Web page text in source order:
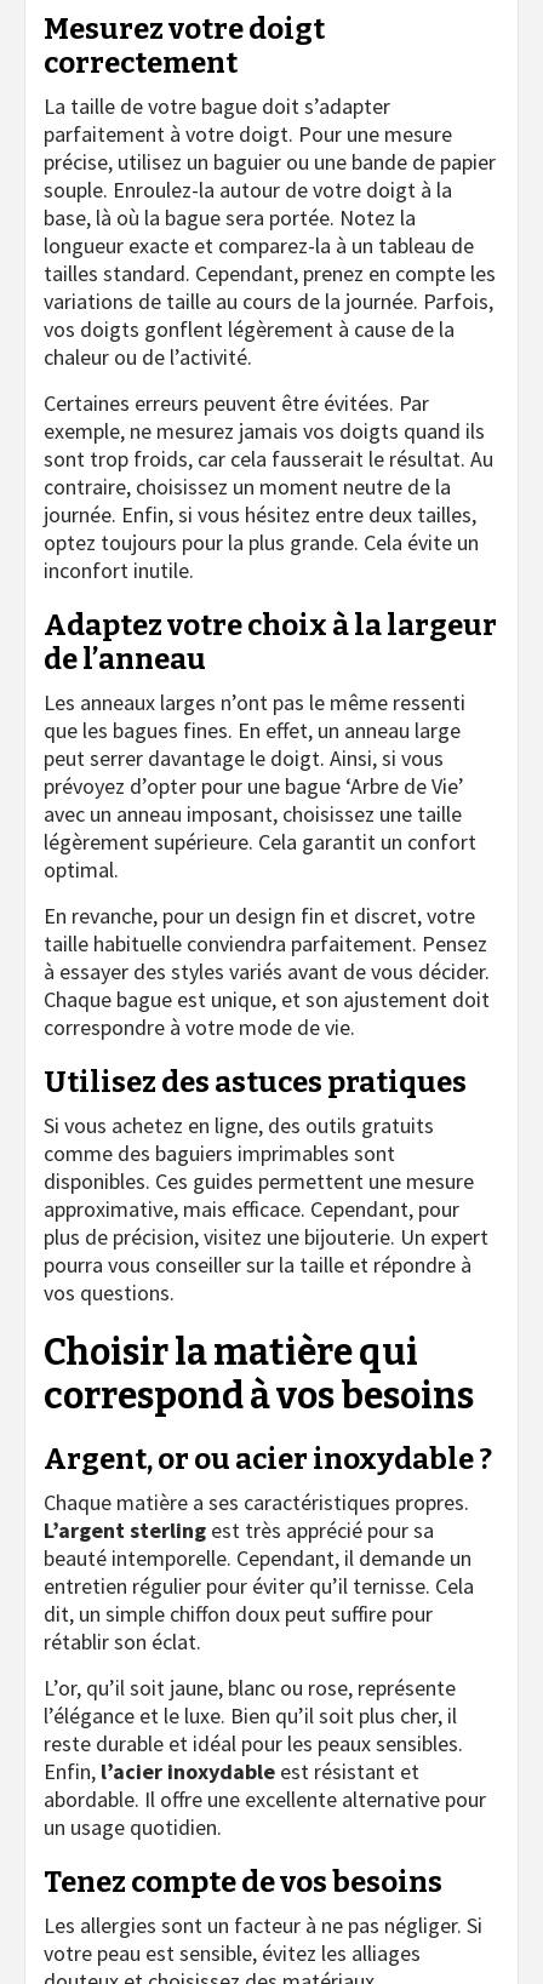
Mesurez votre doigt
correctement
La taille de votre bague doit s’adapter
parfaitement à votre doigt. Pour une mesure
précise, utilisez un baguier ou une bande de papier
souple. Enroulez-la autour de votre doigt à la
base, là où la bague sera portée. Notez la
longueur exacte et comparez-la à un tableau de
tailles standard. Cependant, prenez en compte les
variations de taille au cours de la journée. Parfois,
vos doigts gonflent légèrement à cause de la
chaleur ou de l’activité.
Certaines erreurs peuvent être évitées. Par
exemple, ne mesurez jamais vos doigts quand ils
sont trop froids, car cela fausserait le résultat. Au
contraire, choisissez un moment neutre de la
journée. Enfin, si vous hésitez entre deux tailles,
optez toujours pour la plus grande. Cela évite un
inconfort inutile.
Adaptez votre choix à la largeur
de l’anneau
Les anneaux larges n’ont pas le même ressenti
que les bagues fines. En effet, un anneau large
peut serrer davantage le doigt. Ainsi, si vous
prévoyez d’opter pour une bague ‘Arbre de Vie’
avec un anneau imposant, choisissez une taille
légèrement supérieure. Cela garantit un confort
optimal.
En revanche, pour un design fin et discret, votre
taille habituelle conviendra parfaitement. Pensez
à essayer des styles variés avant de vous décider.
Chaque bague est unique, et son ajustement doit
correspondre à votre mode de vie.
Utilisez des astuces pratiques
Si vous achetez en ligne, des outils gratuits
comme des baguiers imprimables sont
disponibles. Ces guides permettent une mesure
approximative, mais efficace. Cependant, pour
plus de précision, visitez une bijouterie. Un expert
pourra vous conseiller sur la taille et répondre à
vos questions.
Choisir la matière qui
correspond à vos besoins
Argent, or ou acier inoxydable ?
Chaque matière a ses caractéristiques propres.
L’argent sterling est très apprécié pour sa
beauté intemporelle. Cependant, il demande un
entretien régulier pour éviter qu’il ternisse. Cela
dit, un simple chiffon doux peut suffire pour
rétablir son éclat.
L’or, qu’il soit jaune, blanc ou rose, représente
l’élégance et le luxe. Bien qu’il soit plus cher, il
reste durable et idéal pour les peaux sensibles.
Enfin, l’acier inoxydable est résistant et
abordable. Il offre une excellente alternative pour
un usage quotidien.
Tenez compte de vos besoins
Les allergies sont un facteur à ne pas négliger. Si
votre peau est sensible, évitez les alliages